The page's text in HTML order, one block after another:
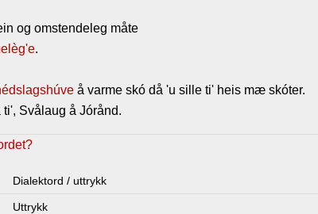
og omstendeleg måte
.
å varme skó då 'u sille ti' heis mæ skóter.
Svålaug å Jórånd.
Dialektord / uttrykk
Uttrykk